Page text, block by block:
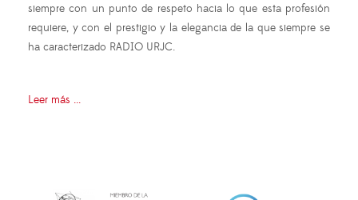
siempre con un punto de respeto hacia lo que esta profesión
requiere, y con el prestigio y la elegancia de la que siempre se
ha caracterizado RADIO URJC.
Leer más ...